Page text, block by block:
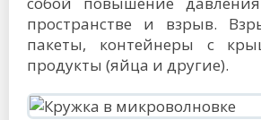
пространстве и взрыв.
пакеты, контейнеры с
продукты (яйца и другие).